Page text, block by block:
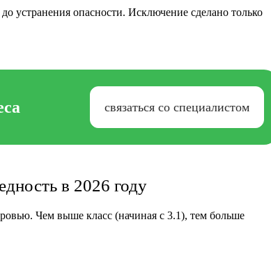
до устранения опасности. Исключение сделано только
связаться со специалистом
в 2026 году
Чем выше класс (начиная с 3.1), тем больше